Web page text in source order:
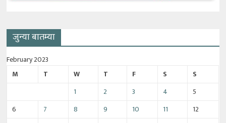
जुन्या बातम्या
February 2023
M
T W T F S
S
1
2 3 4
5
6
7 8 9 10 11
12